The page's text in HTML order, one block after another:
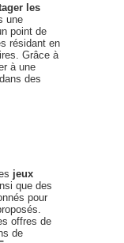
les
une
point de
résidant en
Grâce à
à une
des
jeux
que des
pour
offres de
de